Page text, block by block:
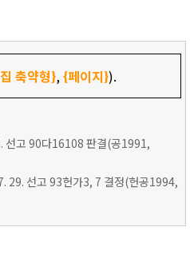
축약형},{페이지}).
선고 90다16108 판결(공1991,
29. 선고 93헌가3, 7 결정(헌공1994,